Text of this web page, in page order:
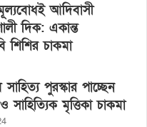
আদিবাসী
দিক: একান্ত
শিশির চাকমা
পুরস্কার পাচ্ছেন
মৃত্তিকা চাকমা